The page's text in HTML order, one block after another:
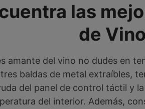
las
de
amante del vino no dudes en
baldas de metal extraíbles,
del panel de control táctil y
del interior. Además,